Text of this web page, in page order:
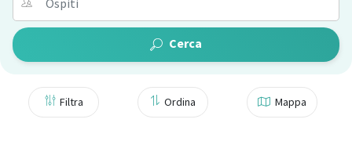
Cerca
Filtra Ordina Mappa